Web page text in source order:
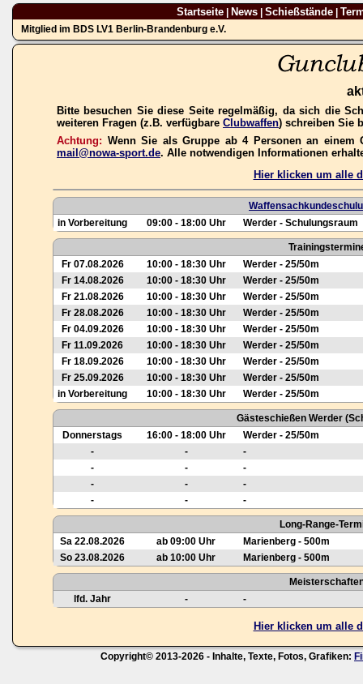
Startseite| News| Schießstände|
Mitglied im BDS LV1 Berlin-Brandenburg e.V.
Bitte besuchen Sie diese Seite regelmäßig, da sich die
weiteren Fragen (z.B. verfügbare Clubwaffen) schreiben Sie
Achtung: Wenn Sie als Gruppe ab 4 Personen an
mail@nowa-sport.de. Alle notwendigen Informationen
Hier klicken um alle
in Vorbereitung
09:00 - 18:00 Uhr Werder - Schulungsraum
Fr 07.08.2026
10:00 - 18:30 Uhr
Werder - 25/50m
Fr 14.08.2026
10:00 - 18:30 Uhr
Werder - 25/50m
Fr 21.08.2026
10:00 - 18:30 Uhr
Werder - 25/50m
Fr 28.08.2026
10:00 - 18:30 Uhr
Werder - 25/50m
Fr 04.09.2026
10:00 - 18:30 Uhr
Werder - 25/50m
Fr 11.09.2026
10:00 - 18:30 Uhr
Werder - 25/50m
Fr 18.09.2026
10:00 - 18:30 Uhr
Werder - 25/50m
Fr 25.09.2026
10:00 - 18:30 Uhr
Werder - 25/50m
in Vorbereitung
10:00 - 18:30 Uhr Werder - 25/50m
Gästeschießen Werder
Donnerstags
16:00 - 18:00 Uhr
Werder - 25/50m
-
-
-
-
-
-
-
-
-
-
- -
Long-Range-
Sa 22.08.2026
ab 09:00 Uhr
Marienberg - 500m
So 23.08.2026
ab 10:00 Uhr Marienberg - 500m
lfd. Jahr
- -
Hier klicken um alle
Copyright© 2013-2026 - Inhalte, Texte, Fotos, Grafiken: